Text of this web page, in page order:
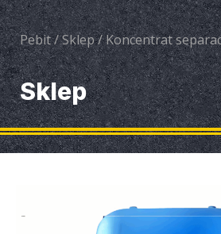
Pebit/Sklep/Koncentrat
Sklep